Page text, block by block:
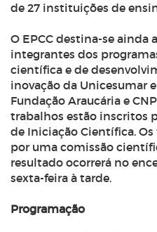
de 27 instituições de
O EPCC destina-se ainda
integrantes dos
científica e de
inovação da Unicesumar
Fundação Araucária e
trabalhos estão inscritos
de Iniciação Científica.
por uma comissão
resultado ocorrerá no
sexta-feira à tarde.
Programação